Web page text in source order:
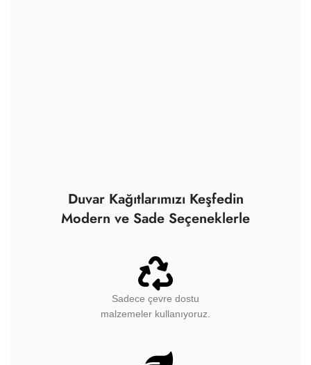
Duvar Kağıtlarımızı Keşfedin
Modern ve Sade Seçeneklerle
Sadece çevre dostu
malzemeler kullanıyoruz.